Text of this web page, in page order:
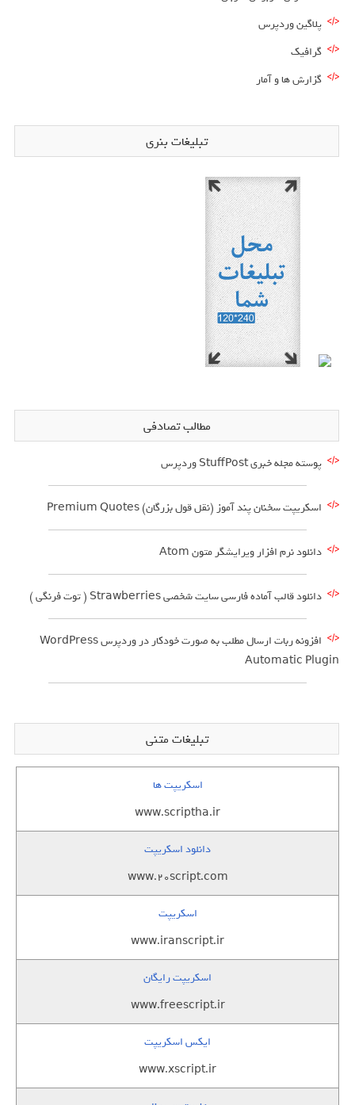
پلاگین وردپرس
گرافیک
گزارش ها و آمار
تبلیغات بنری
مطالب تصادفی
پوسته مجله خبری StuffPost وردپرس
اسکریپت سخنان پند آموز (نقل قول بزرگان) Premium Quotes
دانلود نرم افزار ویرایشگر متون Atom
دانلود قالب آماده فارسی سایت شخصی Strawberries ( توت فرنگی )
افزونه ربات ارسال مطلب به صورت خودکار در وردپرس WordPress
Automatic Plugin
تبلیغات متنی
اسکریپت ها
www.scriptha.ir
دانلود اسکریپت
www.20script.com
اسکریپت
www.iranscript.ir
اسکریپت رایگان
www.freescript.ir
ایکس اسکریپت
www.xscript.ir